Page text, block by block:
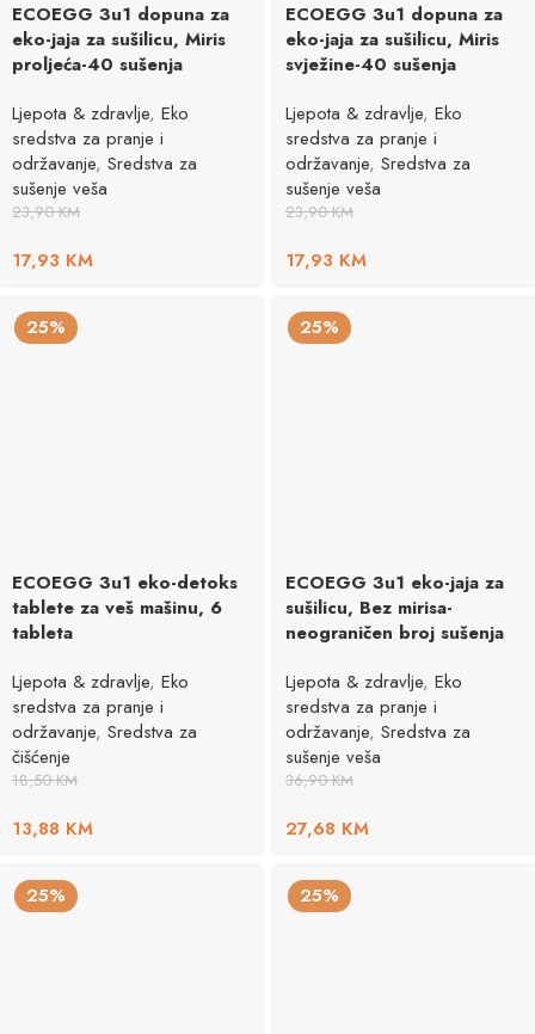
ECOEGG 3u1 dopuna za
eko-jaja za sušilicu, Miris
proljeća-40 sušenja
Ljepota & zdravlje, Eko
sredstva za pranje i
održavanje, Sredstva za
sušenje veša
23,90KM
17,93 KM
ECOEGG 3u1 dopuna za
eko-jaja za sušilicu, Miris
svježine-40 sušenja
Ljepota & zdravlje, Eko
sredstva za pranje i
održavanje, Sredstva za
sušenje veša
23,90KM
17,93 KM
25%
ECOEGG 3u1 eko-detoks
tablete za veš mašinu, 6
tableta
Ljepota & zdravlje, Eko
sredstva za pranje i
održavanje, Sredstva za
čišćenje
18,50KM
13,88 KM
25%
ECOEGG 3u1 eko-jaja za
sušilicu, Bez mirisa-
neograničen broj sušenja
Ljepota & zdravlje, Eko
sredstva za pranje i
održavanje, Sredstva za
sušenje veša
36,90KM
27,68 KM
25% 25%